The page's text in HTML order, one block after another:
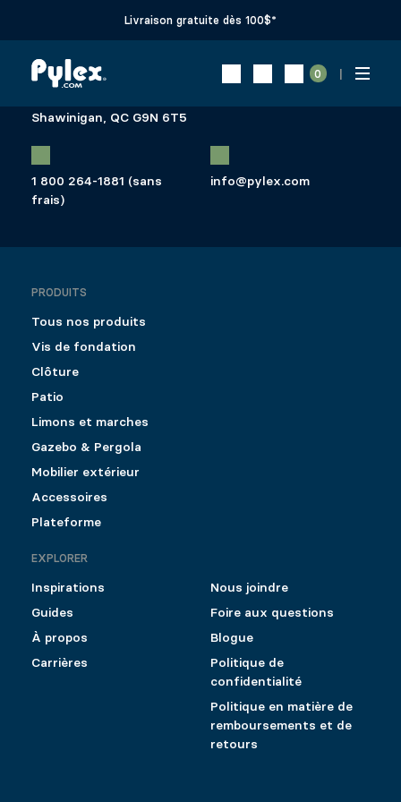
Livraison gratuite dès 100$*
0
400 Rue du Parc-
Shawinigan, QC G9N 6T5
1 800 264-1881 (sans
frais)
info@pylex.com
PRODUITS
Tous nos produits
Vis de fondation
Clôture
Patio
Limons et marches
Gazebo & Pergola
Mobilier extérieur
Accessoires
Plateforme
EXPLORER
Inspirations
Guides
À propos
Carrières
Nous joindre
Foire aux questions
Blogue
Politique de
confidentialité
Politique en matière de
remboursements et de
retours